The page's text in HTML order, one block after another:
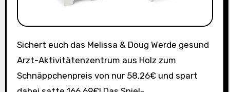
Sichert euch das Melissa & Doug Werde gesund
Arzt-Aktivitätenzentrum aus Holz zum
Schnäppchenpreis von nur 58,26€ und spart